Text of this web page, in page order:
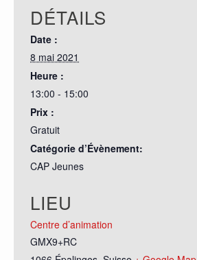
DÉTAILS
Date :
8 mai 2021
Heure :
13:00 - 15:00
Prix :
Gratuit
Catégorie d’Évènement:
CAP Jeunes
LIEU
Centre d’animation
GMX9+RC